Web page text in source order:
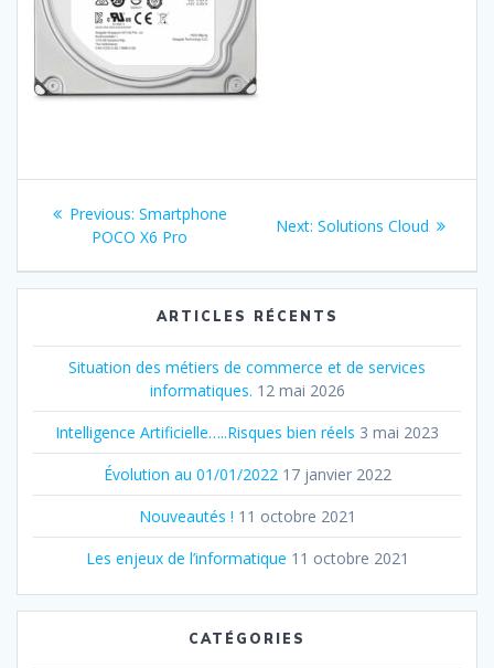
Navigation
l’article
Previous: Previous
post:
Smartphone
POCO X6 Pro
Next: Next
Solutions Cloud
ARTICLES RÉCENTS
Situation des métiers de commerce et de services
informatiques. 12 mai 2026
Intelligence Artificielle…..Risques bien réels 3 mai 2023
Évolution au 01/01/2022 17 janvier 2022
Nouveautés ! 11 octobre 2021
Les enjeux de l’informatique 11 octobre 2021
CATÉGORIES